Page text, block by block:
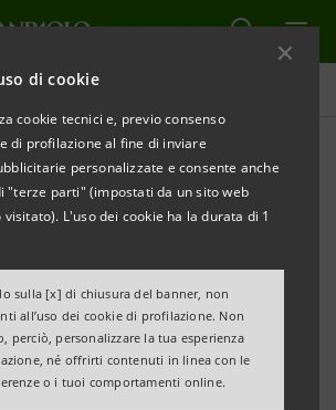
di cookie
cookie tecnici e, previo consenso
di profilazione al fine di inviare
personalizzate e consente anche
"terze parti" (impostati da un sito web
L'uso dei cookie ha la durata di 1
sulla [x] di chiusura del banner, non
all’uso dei cookie di profilazione. Non
perciò, personalizzare la tua esperienza
né offrirti contenuti in linea con le
o i tuoi comportamenti online.
prestito
aperto agli
delle scuole